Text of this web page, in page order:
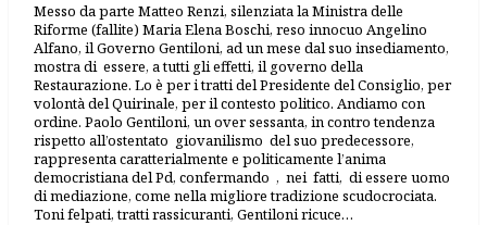
Messo da parte Matteo Renzi, silenziata la Ministra delle
Riforme (fallite) Maria Elena Boschi, reso innocuo Angelino
Alfano, il Governo Gentiloni, ad un mese dal suo insediamento,
mostra di essere, a tutti gli effetti, il governo della
Restaurazione. Lo è per i tratti del Presidente del Consiglio, per
volontà del Quirinale, per il contesto politico. Andiamo con
ordine. Paolo Gentiloni, un over sessanta, in contro tendenza
rispetto all’ostentato giovanilismo del suo predecessore,
rappresenta caratterialmente e politicamente l’anima
democristiana del Pd, confermando , nei fatti, di essere uomo
di mediazione, come nella migliore tradizione scudocrociata.
Toni felpati, tratti rassicuranti, Gentiloni ricuce…